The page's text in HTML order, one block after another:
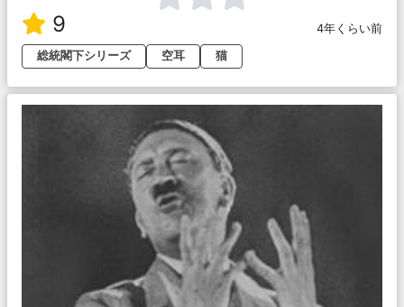
9
4年くらい前
総統閣下シリーズ
空耳 猫